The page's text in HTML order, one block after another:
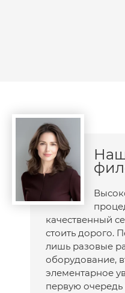
качественный
стоить дорого.
лишь разовые
оборудование,
элементарное
первую очередь